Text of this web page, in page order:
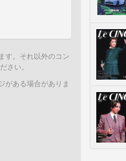
す。それ以外のコン
さい。
がある場合がありま